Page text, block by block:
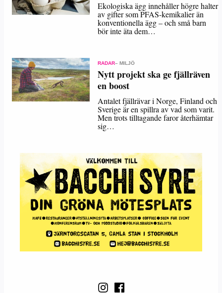
Ekologiska ägg innehåller högre halter
av gifter som PFAS-kemikalier än
konventionella ägg – och små barn
bör inte äta dem…
RADAR– MILJÖ
Nytt projekt ska ge fjällräven
en boost
Antalet fjällrävar i Norge, Finland och
Sverige är en spillra av vad som varit.
Men trots tilltagande faror återhämtar
sig…